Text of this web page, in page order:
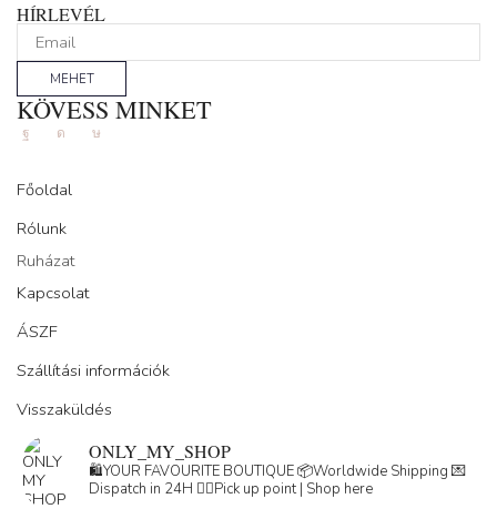
HÍRLEVÉL
MEHET
KÖVESS MINKET
FacebookInstagram
Tik-
Főoldal
Rólunk
Ruházat
Kapcsolat
ÁSZF
Szállítási információk
Visszaküldés
ONLY_MY_SHOP
🛍️YOUR FAVOURITE BOUTIQUE📦Worldwide Shipping 💌
Dispatch in 24H 👇🏽Pick up point | Shop here